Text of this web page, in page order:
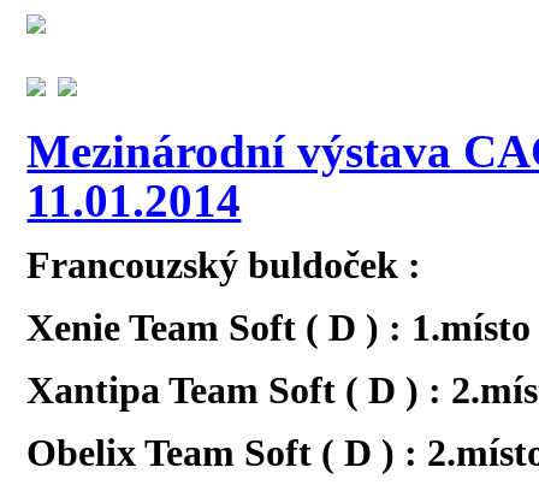
Mezinárodní výstava
11.01.2014
Francouzský buldoček :
Xenie Team Soft ( D ) :
Xantipa Team Soft ( D ) :
Obelix Team Soft ( D ) :